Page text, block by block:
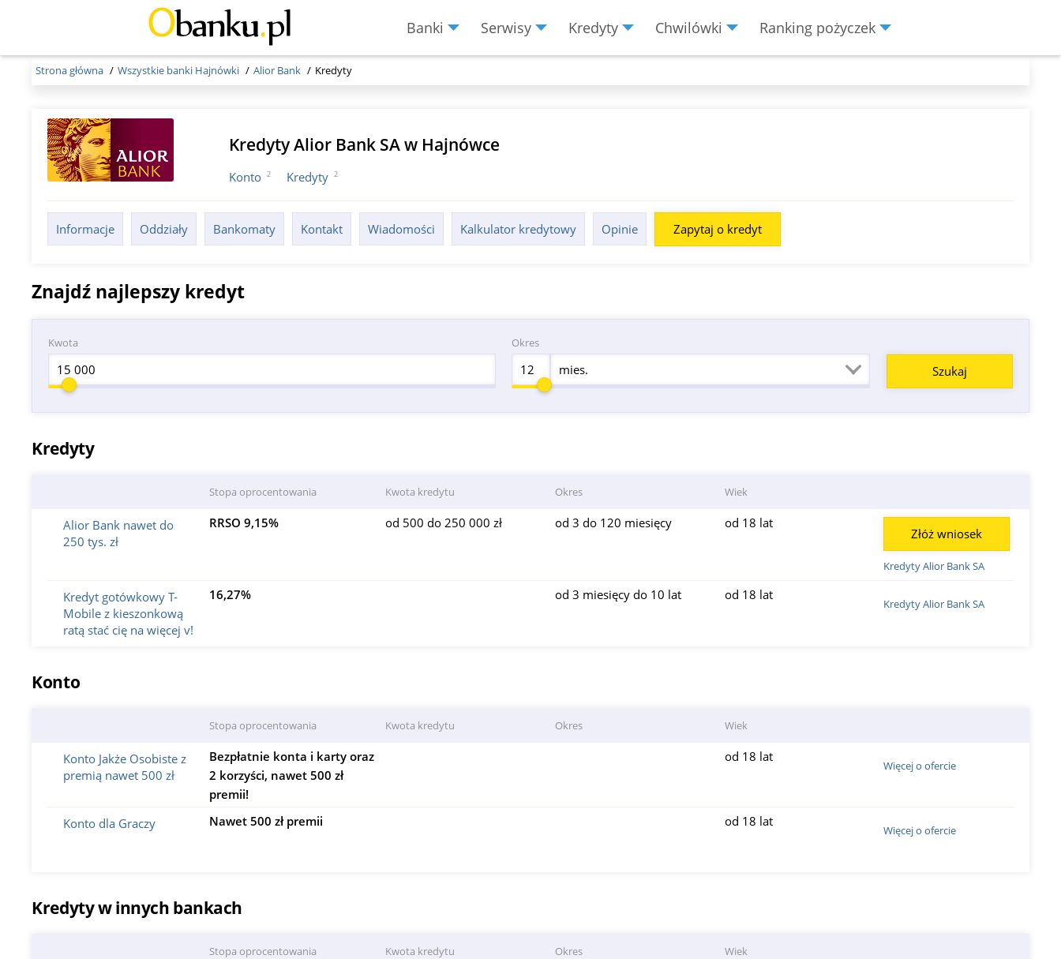
Banki Serwisy Kredyty Chwilówki Ranking pożyczek
Menu
Strona główna Wszystkie banki Hajnówki Alior Bank Kredyty
Kredyty Alior Bank SA w Hajnówce
Konto 2 Kredyty 2
Informacje Oddziały Bankomaty Kontakt Wiadomości Kalkulator kredytowy Opinie Zapytaj o kredyt
Znajdź najlepszy kredyt
Kwota Okres
mies.
Kredyty
Stopa oprocentowania Kwota kredytu Okres Wiek
Alior Bank nawet do
250 tys. zł
RRSO 9,15% od 500 do 250 000 zł od 3 do 120 miesięcy od 18 lat
Kredyty Alior Bank SA
Złóż wniosek
Kredyt gotówkowy T-
Mobile z kieszonkową
ratą stać cię na więcej v!
16,27% od 3 miesięcy do 10 lat od 18 lat
Kredyty Alior Bank SA
Konto
Stopa oprocentowania Kwota kredytu Okres Wiek
Konto Jakże Osobiste z
premią nawet 500 zł
Bezpłatnie konta i karty oraz
2 korzyści, nawet 500 zł
premii!
od 18 lat
Więcej o ofercie
Konto dla Graczy Nawet 500 zł premii od 18 lat
Więcej o ofercie
Kredyty w innych bankach
Stopa oprocentowania Kwota kredytu Okres Wiek